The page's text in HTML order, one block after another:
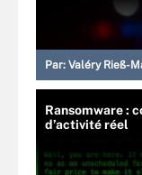
Par: Valéry Rieß-
Ransomware :
d’activité réel